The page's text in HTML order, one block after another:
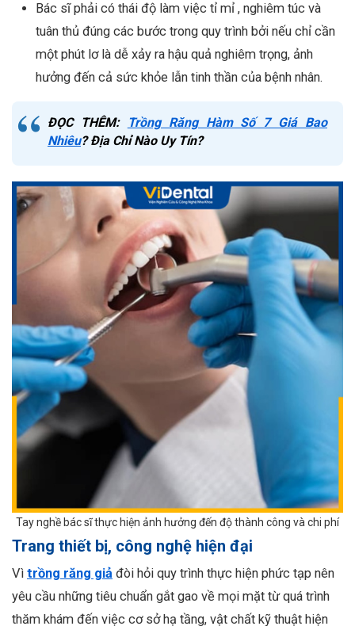
Bác sĩ phải có thái độ làm việc tỉ mỉ , nghiêm túc và
tuân thủ đúng các bước trong quy trình bởi nếu chỉ cần
một phút lơ là dễ xảy ra hậu quả nghiêm trọng, ảnh
hưởng đến cả sức khỏe lẫn tinh thần của bệnh nhân.
ĐỌC THÊM: Trồng Răng Hàm Số 7 Giá Bao
Nhiêu? Địa Chỉ Nào Uy Tín?
Tay nghề bác sĩ thực hiện ảnh hưởng đến độ thành công và chi phí
Trang thiết bị, công nghệ hiện đại
Vì trồng răng giả đòi hỏi quy trình thực hiện phức tạp nên
yêu cầu những tiêu chuẩn gắt gao về mọi mặt từ quá trình
thăm khám đến việc cơ sở hạ tầng, vật chất kỹ thuật hiện